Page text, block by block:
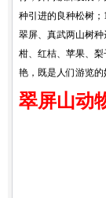
种引进的良种松树
翠屏、真武两山树
柑、红桔、苹果、
艳，既是人们游览的
翠屏山动